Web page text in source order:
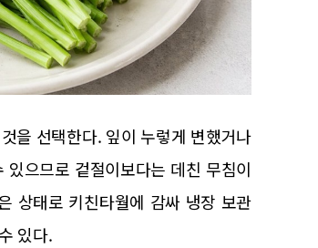
을 선택한다. 잎이 누렇게 변했거나
으므로 겉절이보다는 데친 무침이
상태로 키친타월에 감싸 냉장 보관
있다.